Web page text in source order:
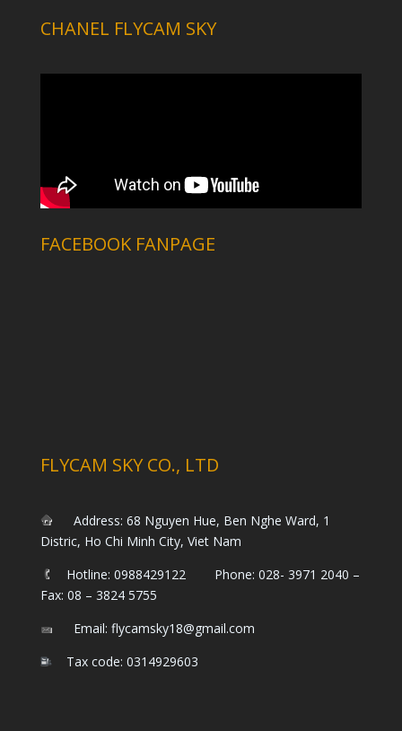
CHANEL FLYCAM SKY
FACEBOOK FANPAGE
FLYCAM SKY CO., LTD
Address: 68 Nguyen Hue, Ben Nghe Ward, 1
Distric, Ho Chi Minh City, Viet Nam
Hotline: 0988429122 Phone: 028- 3971 2040 –
Fax: 08 – 3824 5755
Email: flycamsky18@gmail.com
Tax code: 0314929603